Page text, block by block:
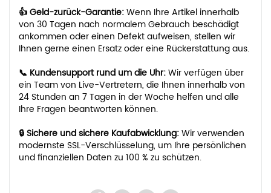
👍 Geld-zurück-Garantie:Wenn Ihre Artikel innerhalb
von 30 Tagen nach normalem Gebrauch beschädigt
ankommen oder einen Defekt aufweisen, stellen wir
Ihnen gerne einen Ersatz oder eine Rückerstattung aus.
📞 Kundensupport rund um die Uhr:Wir verfügen über
ein Team von Live-Vertretern, die Ihnen innerhalb von
24 Stunden an 7 Tagen in der Woche helfen und alle
Ihre Fragen beantworten können.
🔒 Sichere und sichere Kaufabwicklung:Wir verwenden
modernste SSL-Verschlüsselung, um Ihre persönlichen
und finanziellen Daten zu 100 % zu schützen.